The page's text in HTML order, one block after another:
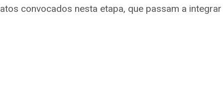
convocados nesta etapa, que passam a